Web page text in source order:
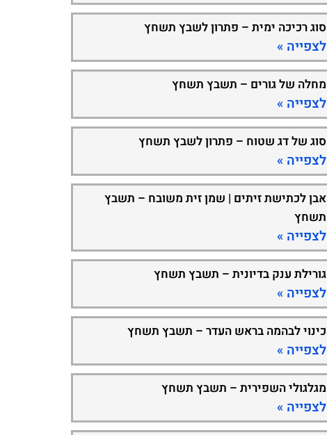
סוג רכיכה ימית – פתרון לשבץ תשחץ
לצפייה »
מחלה של גורים – תשבץ תשחץ
לצפייה »
סוג של דג שטוח – פתרון לשבץ תשחץ
לצפייה »
אבן לכתישת זיתים | שמן זית משובח – תשבץ
תשחץ
לצפייה »
גורילת ענק בדיונית – תשבץ תשחץ
לצפייה »
כינוי לבהמה בראש העדר – תשבץ תשחץ
לצפייה »
מגלגולי השפירית – תשבץ תשחץ
לצפייה »